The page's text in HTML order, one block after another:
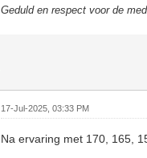
Geduld en respect voor de
17-Jul-2025, 03:33 PM
Na ervaring met 170, 165,